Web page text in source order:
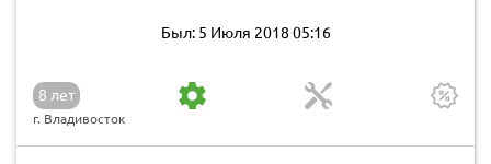
Был: 5 Июля 2018 05:16
8 лет
г. Владивосток